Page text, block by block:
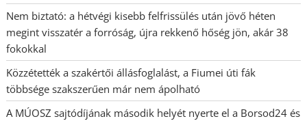
Nem biztató: a hétvégi kisebb felfrissülés után jövő héten
megint visszatér a forróság, újra rekkenő hőség jön, akár 38
fokokkal
Közzétették a szakértői állásfoglalást, a Fiumei úti fák
többsége szakszerűen már nem ápolható
A MÚOSZ sajtódíjának második helyét nyerte el a Borsod24 és